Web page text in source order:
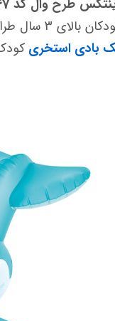
روی آب
بادی استخری کودک